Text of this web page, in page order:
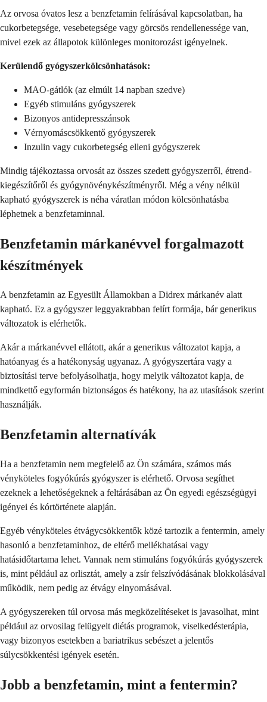
Az orvosa óvatos lesz a benzfetamin felírásával kapcsolatban, ha
cukorbetegsége, vesebetegsége vagy görcsös rendellenessége van,
mivel ezek az állapotok különleges monitorozást igényelnek.
Kerülendő gyógyszerkölcsönhatások:
MAO-gátlók (az elmúlt 14 napban szedve)
Egyéb stimuláns gyógyszerek
Bizonyos antidepresszánsok
Vérnyomáscsökkentő gyógyszerek
Inzulin vagy cukorbetegség elleni gyógyszerek
Mindig tájékoztassa orvosát az összes szedett gyógyszerről, étrend-
kiegészítőről és gyógynövénykészítményről. Még a vény nélkül
kapható gyógyszerek is néha váratlan módon kölcsönhatásba
léphetnek a benzfetaminnal.
Benzfetamin márkanévvel forgalmazott
készítmények
A benzfetamin az Egyesült Államokban a Didrex márkanév alatt
kapható. Ez a gyógyszer leggyakrabban felírt formája, bár generikus
változatok is elérhetők.
Akár a márkanévvel ellátott, akár a generikus változatot kapja, a
hatóanyag és a hatékonyság ugyanaz. A gyógyszertára vagy a
biztosítási terve befolyásolhatja, hogy melyik változatot kapja, de
mindkettő egyformán biztonságos és hatékony, ha az utasítások szerint
használják.
Benzfetamin alternatívák
Ha a benzfetamin nem megfelelő az Ön számára, számos más
vényköteles fogyókúrás gyógyszer is elérhető. Orvosa segíthet
ezeknek a lehetőségeknek a feltárásában az Ön egyedi egészségügyi
igényei és kórtörténete alapján.
Egyéb vényköteles étvágycsökkentők közé tartozik a fentermin, amely
hasonló a benzfetaminhoz, de eltérő mellékhatásai vagy
hatásidőtartama lehet. Vannak nem stimuláns fogyókúrás gyógyszerek
is, mint például az orlisztát, amely a zsír felszívódásának blokkolásával
működik, nem pedig az étvágy elnyomásával.
A gyógyszereken túl orvosa más megközelítéseket is javasolhat, mint
például az orvosilag felügyelt diétás programok, viselkedésterápia,
vagy bizonyos esetekben a bariatrikus sebészet a jelentős
súlycsökkentési igények esetén.
Jobb a benzfetamin, mint a fentermin?